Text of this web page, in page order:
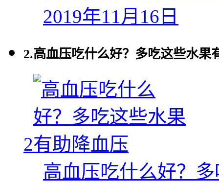
2019年11月16日
2.高血压吃什么好？多吃这些水果
2
高血压吃什么好？